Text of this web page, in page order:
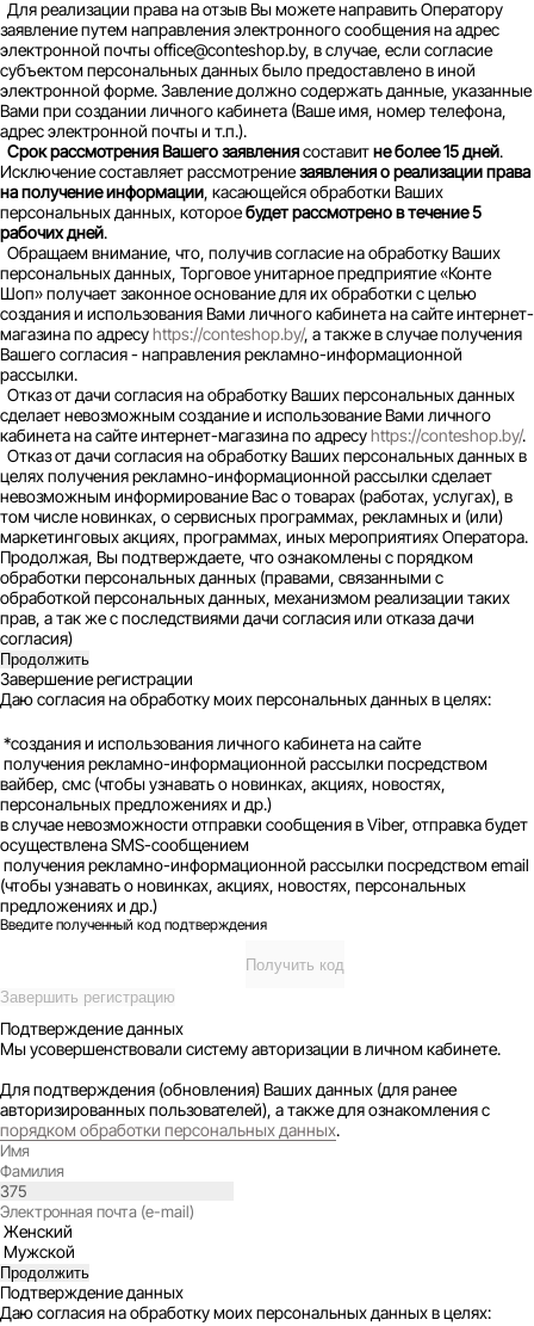
Для реализации права на отзыв Вы можете направить Оператору
заявление путем направления электронного сообщения на адрес
электронной почты office@conteshop.by, в случае, если согласие
субъектом персональных данных было предоставлено в иной
электронной форме. Завление должно содержать данные, указанные
Вами при создании личного кабинета (Ваше имя, номер телефона,
адрес электронной почты и т.п.).
Срок рассмотрения Вашего заявлениясоставитне более 15 дней.
Исключение составляет рассмотрениезаявления о реализации права
на получение информации, касающейся обработки Ваших
персональных данных, котороебудет рассмотрено в течение 5
рабочих дней.
Обращаем внимание, что, получив согласие на обработку Ваших
персональных данных, Торговое унитарное предприятие «Конте
Шоп» получает законное основание для их обработки с целью
создания и использования Вами личного кабинета на сайте интернет-
магазина по адресуhttps://conteshop.by/, а также в случае получения
Вашего согласия - направления рекламно-информационной
рассылки.
Отказ от дачи согласия на обработку Ваших персональных данных
сделает невозможным создание и использование Вами личного
кабинета на сайте интернет-магазина по адресуhttps://conteshop.by/.
Отказ от дачи согласия на обработку Ваших персональных данных в
целях получения рекламно-информационной рассылки сделает
невозможным информирование Вас о товарах (работах, услугах), в
том числе новинках, о сервисных программах, рекламных и (или)
маркетинговых акциях, программах, иных мероприятиях Оператора.
Продолжая, Вы подтверждаете, что ознакомлены с порядком
обработки персональных данных (правами, связанными с
обработкой персональных данных, механизмом реализации таких
прав, а так же с последствиями дачи согласия или отказа дачи
согласия)
Продолжить
Завершение регистрации
Даю согласия на обработку моих персональных данных в целях:
*создания и использования личного кабинета на сайте
получения рекламно-информационной рассылки посредством
вайбер, смс (чтобы узнавать о новинках, акциях, новостях,
персональных предложениях и др.)
в случае невозможности отправки сообщения в Viber, отправка будет
осуществлена SMS-сообщением
получения рекламно-информационной рассылки посредством email
(чтобы узнавать о новинках, акциях, новостях, персональных
предложениях и др.)
Введите полученный код подтверждения
Получить код
Завершить регистрацию
Подтверждение данных
Мы усовершенствовали систему авторизации в личном кабинете.
Для подтверждения (обновления) Ваших данных (для ранее
авторизированных пользователей), а также для ознакомления с
порядком обработки персональных данных.
Женский
Мужской
Продолжить
Подтверждение данных
Даю согласия на обработку моих персональных данных в целях: